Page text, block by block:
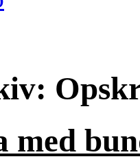
med